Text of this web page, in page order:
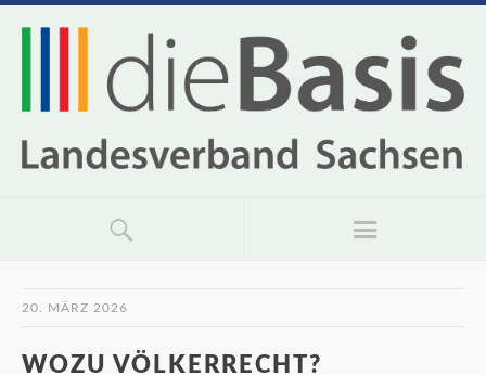
20. MÄRZ 2026
WOZU VÖLKERRECHT?